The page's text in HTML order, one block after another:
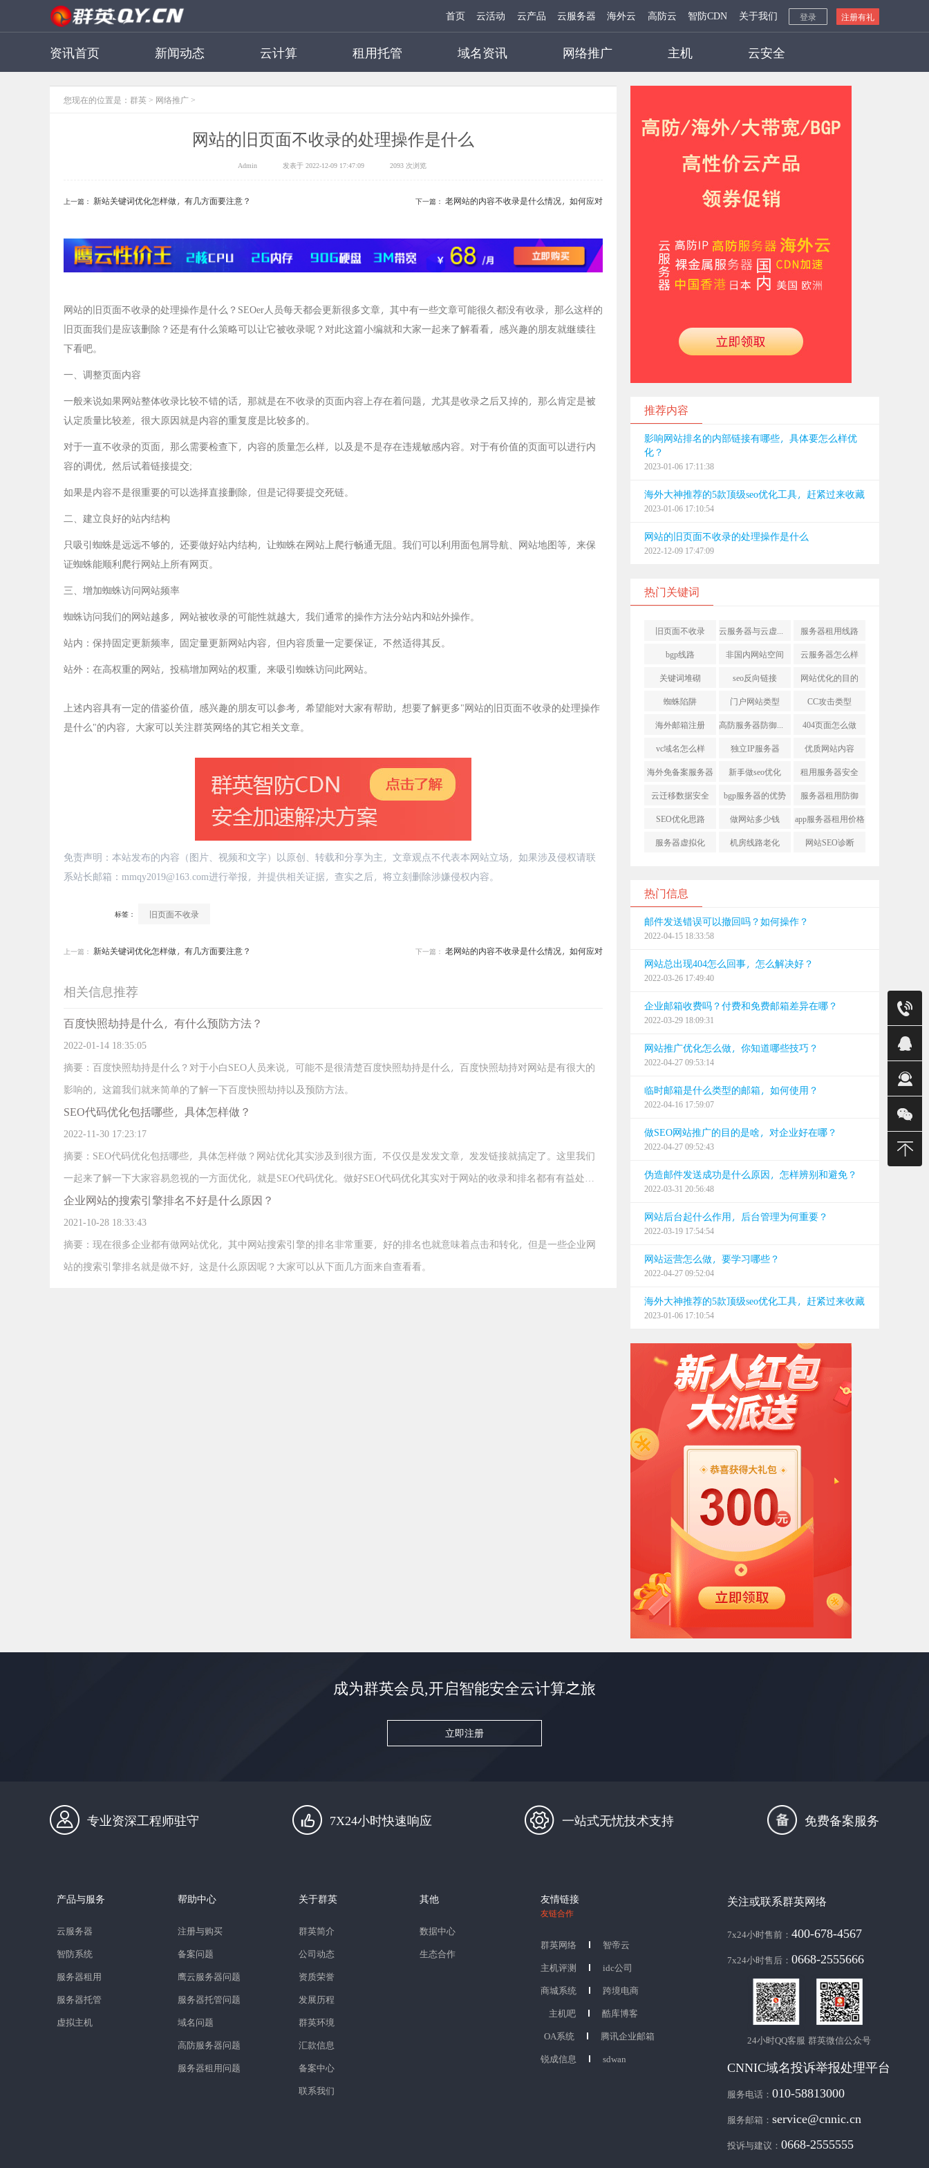
首页 云活动 云产品 云服务器 海外云 高防云 智防CDN 关于我们 登录 注册有礼
资讯首页 新闻动态 云计算 租用托管 域名资讯 网络推广 主机 云安全
您现在的位置是： 群英 > 网络推广 >
网站的旧页面不收录的处理操作是什么
Admin 发表于 2022-12-09 17:47:09 2093 次浏览
上一篇： 新站关键词优化怎样做，有几方面要注意？ 下一篇： 老网站的内容不收录是什么情况，如何应对
网站的旧页面不收录的处理操作是什么？SEOer人员每天都会更新很多文章，其中有一些文章可能很久都没有收录，那么这样的
旧页面我们是应该删除？还是有什么策略可以让它被收录呢？对此这篇小编就和大家一起来了解看看，感兴趣的朋友就继续往
下看吧。
一、调整页面内容
一般来说如果网站整体收录比较不错的话，那就是在不收录的页面内容上存在着问题，尤其是收录之后又掉的，那么肯定是被
认定质量比较差，很大原因就是内容的重复度是比较多的。
对于一直不收录的页面，那么需要检查下，内容的质量怎么样，以及是不是存在违规敏感内容。对于有价值的页面可以进行内
容的调优，然后试着链接提交;
如果是内容不是很重要的可以选择直接删除，但是记得要提交死链。
二、建立良好的站内结构
只吸引蜘蛛是远远不够的，还要做好站内结构，让蜘蛛在网站上爬行畅通无阻。我们可以利用面包屑导航、网站地图等，来保
证蜘蛛能顺利爬行网站上所有网页。
三、增加蜘蛛访问网站频率
蜘蛛访问我们的网站越多，网站被收录的可能性就越大，我们通常的操作方法分站内和站外操作。
站内：保持固定更新频率，固定量更新网站内容，但内容质量一定要保证，不然适得其反。
站外：在高权重的网站，投稿增加网站的权重，来吸引蜘蛛访问此网站。
上述内容具有一定的借鉴价值，感兴趣的朋友可以参考，希望能对大家有帮助，想要了解更多"网站的旧页面不收录的处理操作
是什么"的内容，大家可以关注群英网络的其它相关文章。
免责声明：本站发布的内容（图片、视频和文字）以原创、转载和分享为主，文章观点不代表本网站立场，如果涉及侵权请联
系站长邮箱：mmqy2019@163.com进行举报，并提供相关证据，查实之后，将立刻删除涉嫌侵权内容。
标签： 旧页面不收录
上一篇： 新站关键词优化怎样做，有几方面要注意？ 下一篇： 老网站的内容不收录是什么情况，如何应对
相关信息推荐
百度快照劫持是什么，有什么预防方法？
2022-01-14 18:35:05
摘要：百度快照劫持是什么？对于小白SEO人员来说，可能不是很清楚百度快照劫持是什么，百度快照劫持对网站是有很大的
影响的，这篇我们就来简单的了解一下百度快照劫持以及预防方法。
SEO代码优化包括哪些，具体怎样做？
2022-11-30 17:23:17
摘要：SEO代码优化包括哪些，具体怎样做？网站优化其实涉及到很方面，不仅仅是发发文章，发发链接就搞定了。这里我们
一起来了解一下大家容易忽视的一方面优化，就是SEO代码优化。做好SEO代码优化其实对于网站的收录和排名都有有益处
的，下面我们来详细的看看。
企业网站的搜索引擎排名不好是什么原因？
2021-10-28 18:33:43
摘要：现在很多企业都有做网站优化，其中网站搜索引擎的排名非常重要，好的排名也就意味着点击和转化，但是一些企业网
站的搜索引擎排名就是做不好，这是什么原因呢？大家可以从下面几方面来自查看看。
推荐内容
影响网站排名的内部链接有哪些，具体要怎么样优
化？
2023-01-06 17:11:38
海外大神推荐的5款顶级seo优化工具，赶紧过来收藏
2023-01-06 17:10:54
网站的旧页面不收录的处理操作是什么
2022-12-09 17:47:09
热门关键词
旧页面不收录 服务器租用线路
bgp线路 非国内网站空间 云服务器怎么样
关键词堆砌 seo反向链接 网站优化的目的
蜘蛛陷阱 门户网站类型 CC攻击类型
海外邮箱注册 404页面怎么做
vc域名怎么样 独立IP服务器 优质网站内容
海外免备案服务器 新手做seo优化 租用服务器安全
云迁移数据安全 bgp服务器的优势 服务器租用防御
SEO优化思路 做网站多少钱 app服务器租用价格
服务器虚拟化 机房线路老化 网站SEO诊断
热门信息
邮件发送错误可以撤回吗？如何操作？
2022-04-15 18:33:58
网站总出现404怎么回事，怎么解决好？
2022-03-26 17:49:40
企业邮箱收费吗？付费和免费邮箱差异在哪？
2022-03-29 18:09:31
网站推广优化怎么做，你知道哪些技巧？
2022-04-27 09:53:14
临时邮箱是什么类型的邮箱，如何使用？
2022-04-16 17:59:07
做SEO网站推广的目的是啥，对企业好在哪？
2022-04-27 09:52:43
伪造邮件发送成功是什么原因，怎样辨别和避免？
2022-03-31 20:56:48
网站后台起什么作用，后台管理为何重要？
2022-03-19 17:54:54
网站运营怎么做，要学习哪些？
2022-04-27 09:52:04
海外大神推荐的5款顶级seo优化工具，赶紧过来收藏
2023-01-06 17:10:54
成为群英会员,开启智能安全云计算之旅
立即注册
专业资深工程师驻守 7X24小时快速响应 一站式无忧技术支持 免费备案服务
产品与服务
云服务器
智防系统
服务器租用
服务器托管
虚拟主机
帮助中心
注册与购买
备案问题
鹰云服务器问题
服务器托管问题
域名问题
高防服务器问题
服务器租用问题
关于群英
群英简介
公司动态
资质荣誉
发展历程
群英环境
汇款信息
备案中心
联系我们
其他
数据中心
生态合作
友情链接
友链合作
群英网络
智帝云
主机评测
idc公司
商城系统
跨境电商
主机吧
酷库博客
OA系统
腾讯企业邮箱
锐成信息
sdwan
关注或联系群英网络
7x24小时售前： 400-678-4567
7x24小时售后： 0668-2555666
24小时QQ客服 群英微信公众号
CNNIC域名投诉举报处理平台
服务电话： 010-58813000
服务邮箱： service@cnnic.cn
投诉与建议： 0668-2555555
售前
销售（明
销售(金)
销售(平)
销售(强)